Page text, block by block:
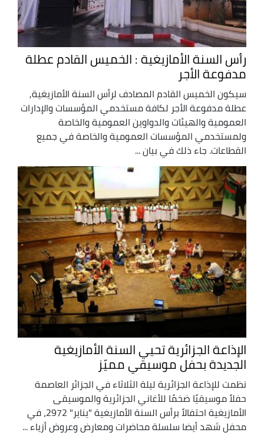
رأس السنة الأمازيغية : الخميس القادم عطلة
مدفوعة الأجر
سيكون الخميس القادم المصادف لرأس السنة الأمازيغية,
عطلة مدفوعة الأجر لكافة مستخدمي المؤسسات والإدارات
العمومية والهيئات والدواوين العمومية والخاصة
ولمستخدمي المؤسسات العمومية والخاصة في جميع
القطاعات. جاء ذلك في بيان ...
الإذاعة الجزائرية تحيي السنة الأمازيغية
الجديدة بحفل موسيقي مميّز
نظمت للإذاعة الجزائرية ليلة الثلاثاء في الجزائر العاصمة
حفلاً موسيقيًا ضخمًا للأغاني الجزائرية والموسيقى
الأمازيغية احتفالاً برأس السنة الأمازيغية "يناير" 2972، في
محفل شهد أيضا سلسلة محاضرات ومعارض وعروض أزياء ...